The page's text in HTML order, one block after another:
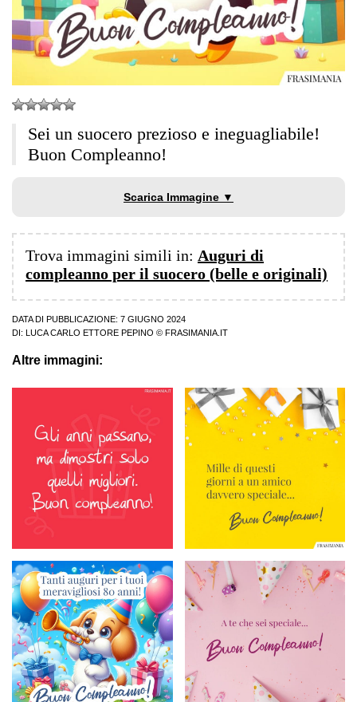
Sei un suocero prezioso e ineguagliabile!
Buon Compleanno!
Scarica Immagine ▼
Trova immagini simili in: Auguri di
compleanno per il suocero (belle e originali)
DATA DI PUBBLICAZIONE: 7 GIUGNO 2024
DI:
LUCA CARLO ETTORE PEPINO © FRASIMANIA.IT
Altre immagini: